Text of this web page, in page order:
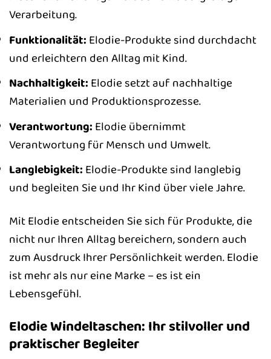
Verarbeitung.
Funktionalität: Elodie-Produkte sind durchdacht
und erleichtern den Alltag mit Kind.
Nachhaltigkeit: Elodie setzt auf nachhaltige
Materialien und Produktionsprozesse.
Verantwortung: Elodie übernimmt
Verantwortung für Mensch und Umwelt.
Langlebigkeit: Elodie-Produkte sind langlebig
und begleiten Sie und Ihr Kind über viele Jahre.
Mit Elodie entscheiden Sie sich für Produkte, die
nicht nur Ihren Alltag bereichern, sondern auch
zum Ausdruck Ihrer Persönlichkeit werden. Elodie
ist mehr als nur eine Marke – es ist ein
Lebensgefühl.
Elodie Windeltaschen: Ihr stilvoller und
praktischer Begleiter